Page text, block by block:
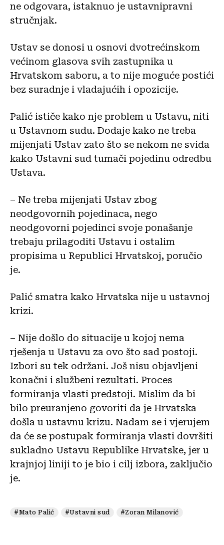
ne odgovara, istaknuo je ustavnipravni
stručnjak.
Ustav se donosi u osnovi dvotrećinskom
većinom glasova svih zastupnika u
Hrvatskom saboru, a to nije moguće postići
bez suradnje i vladajućih i opozicije.
Palić ističe kako nje problem u Ustavu, niti
u Ustavnom sudu. Dodaje kako ne treba
mijenjati Ustav zato što se nekom ne sviđa
kako Ustavni sud tumači pojedinu odredbu
Ustava.
– Ne treba mijenjati Ustav zbog
neodgovornih pojedinaca, nego
neodgovorni pojedinci svoje ponašanje
trebaju prilagoditi Ustavu i ostalim
propisima u Republici Hrvatskoj, poručio
je.
Palić smatra kako Hrvatska nije u ustavnoj
krizi.
– Nije došlo do situacije u kojoj nema
rješenja u Ustavu za ovo što sad postoji.
Izbori su tek održani. Još nisu objavljeni
konačni i službeni rezultati. Proces
formiranja vlasti predstoji. Mislim da bi
bilo preuranjeno govoriti da je Hrvatska
došla u ustavnu krizu. Nadam se i vjerujem
da će se postupak formiranja vlasti dovršiti
sukladno Ustavu Republike Hrvatske, jer u
krajnjoj liniji to je bio i cilj izbora, zaključio
je.
#Mato Palić #Ustavni sud #Zoran Milanović